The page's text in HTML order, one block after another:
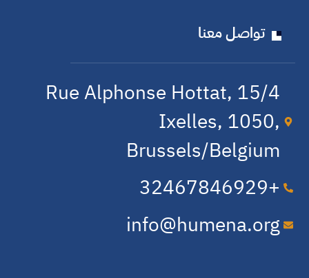
تواصل معنا
15/4 Rue Alphonse Hottat,
Ixelles, 1050,
Brussels/Belgium
+32​467​846​929
info@humena.org